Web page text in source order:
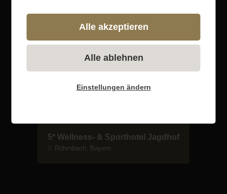
Luxushotels finden
5* Wellness- & Sporthotel Jagdhof
Röhrnbach, Bayern
Alle akzeptieren
Alle ablehnen
Einstellungen ändern